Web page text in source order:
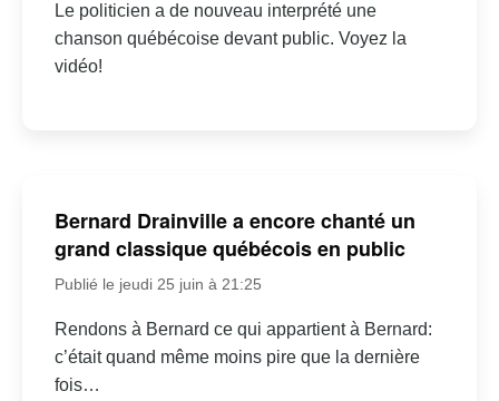
Le politicien a de nouveau interprété une
chanson québécoise devant public. Voyez la
vidéo!
Bernard Drainville a encore chanté un
grand classique québécois en public
Publié le jeudi 25 juin à 21:25
Rendons à Bernard ce qui appartient à Bernard:
c’était quand même moins pire que la dernière
fois…